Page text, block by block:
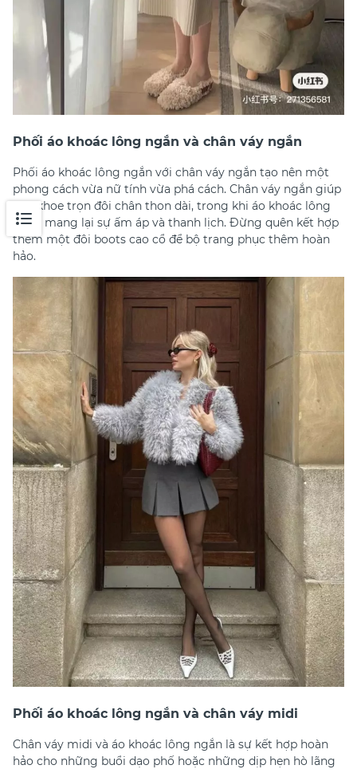
Phối áo khoác lông ngắn và chân váy ngắn
Phối áo khoác lông ngắn với chân váy ngắn tạo nên một
phong cách vừa nữ tính vừa phá cách. Chân váy ngắn giúp
bạn khoe trọn đôi chân thon dài, trong khi áo khoác lông
ngắn mang lại sự ấm áp và thanh lịch. Đừng quên kết hợp
thêm một đôi boots cao cổ để bộ trang phục thêm hoàn
hảo.
Phối áo khoác lông ngắn và chân váy midi
Chân váy midi và áo khoác lông ngắn là sự kết hợp hoàn
hảo cho những buổi dạo phố hoặc những dịp hẹn hò lãng